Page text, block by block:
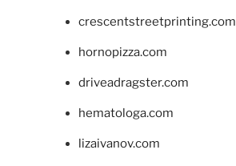
crescentstreetprinting.com
hornopizza.com
driveadragster.com
hematologa.com
lizaivanov.com